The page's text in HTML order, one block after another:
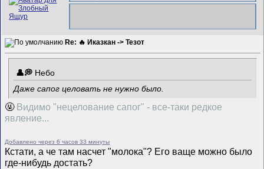
Re: 🔥 Иказкан -> Тезот
Небо
Даже сапог целовать не нужно было.
🤬 Видимо "нецелование сапог" - все-таки редкое
явление...
Добавлено через 6 часов 33 минуты
Кстати, а че там насчет "молока"? Его ваще можно было
где-нибудь достать?